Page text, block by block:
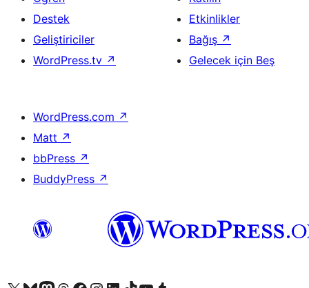
Destek
Geliştiriciler
WordPress.tv ↗
Etkinlikler
Bağış ↗
Gelecek için Beş
WordPress.com ↗
Matt ↗
bbPress ↗
BuddyPress ↗